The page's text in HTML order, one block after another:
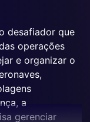
desafiador que
operações
e organizar o
a
gerenciar